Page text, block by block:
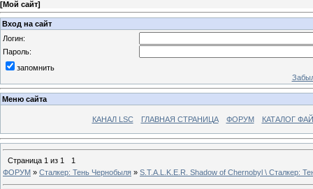
[Мой сайт]
Вход на сайт
Логин:
Пароль:
запомнить
Меню сайта
КАНАЛ LSC ГЛАВНАЯ СТРАНИЦА ФОРУМ КАТАЛОГ
Страница 1 из 1
1
ФОРУМ » Сталкер: Тень Чернобыля » S.T.A.L.K.E.R. Shadow of Chernobyl \ Сталкер: